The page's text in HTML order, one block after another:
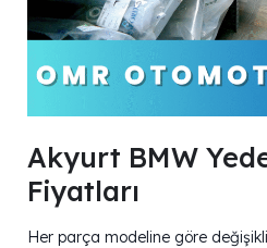
Akyurt BMW
Fiyatları
Her parça modeline göre